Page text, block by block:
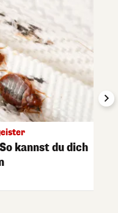
kannst du dich